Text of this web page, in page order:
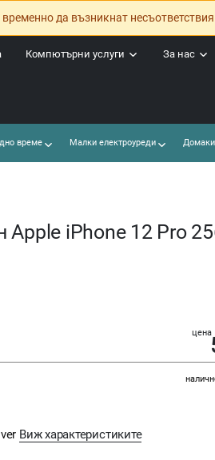
да възникнат
За нас
Компютърни услуги
време Малки електроуреди
iPhone 12 Pro
цена
Виж характеристиките